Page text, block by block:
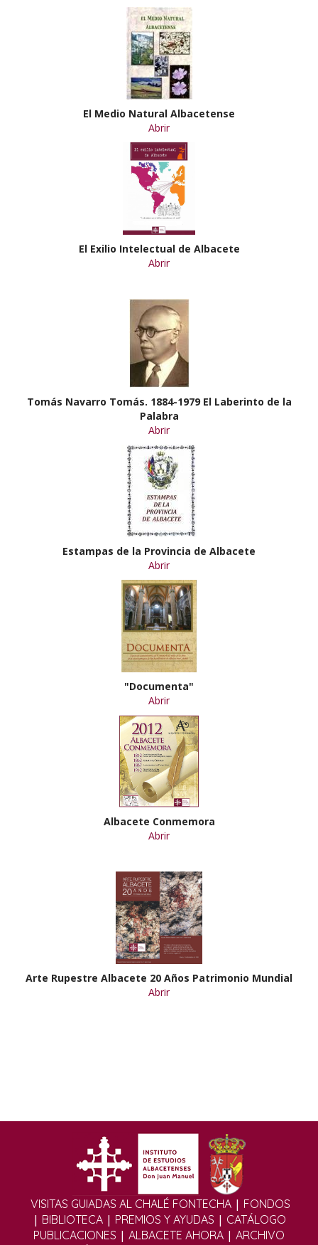
El Medio Natural Albacetense
Abrir
El Exilio Intelectual de Albacete
Abrir
Tomás Navarro Tomás. 1884-1979 El Laberinto de la
Palabra
Abrir
Estampas de la Provincia de Albacete
Abrir
"Documenta"
Abrir
Albacete Conmemora
Abrir
Arte Rupestre Albacete 20 Años Patrimonio Mundial
Abrir
VISITAS GUIADAS AL CHALÉ FONTECHA | FONDOS
| BIBLIOTECA| PREMIOS Y AYUDAS | CATÁLOGO
PUBLICACIONES | ALBACETE AHORA | ARCHIVO